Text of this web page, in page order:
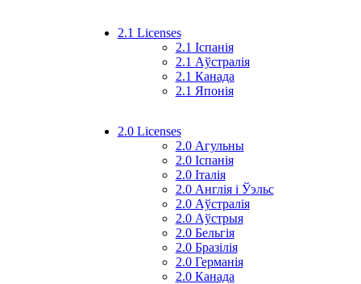
2.1 Licenses
2.1 Іспанія
2.1 Аўстралія
2.1 Канада
2.1 Японія
2.0 Licenses
2.0 Агульны
2.0 Іспанія
2.0 Італія
2.0 Англія і Ўэльс
2.0 Аўстралія
2.0 Аўстрыя
2.0 Бельгія
2.0 Бразілія
2.0 Германія
2.0 Канада